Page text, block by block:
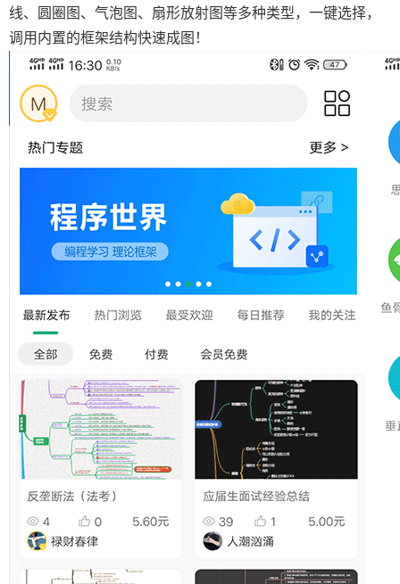
线、圆圈图、气泡图、扇形放射图等多种类型，一键选择，
调用内置的框架结构快速成图！